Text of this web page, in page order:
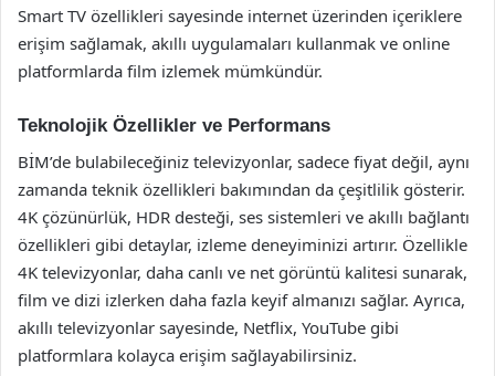
Smart TV özellikleri sayesinde internet üzerinden içeriklere
erişim sağlamak, akıllı uygulamaları kullanmak ve online
platformlarda film izlemek mümkündür.
Teknolojik Özellikler ve Performans
BİM’de bulabileceğiniz televizyonlar, sadece fiyat değil, aynı
zamanda teknik özellikleri bakımından da çeşitlilik gösterir.
4K çözünürlük, HDR desteği, ses sistemleri ve akıllı bağlantı
özellikleri gibi detaylar, izleme deneyiminizi artırır. Özellikle
4K televizyonlar, daha canlı ve net görüntü kalitesi sunarak,
film ve dizi izlerken daha fazla keyif almanızı sağlar. Ayrıca,
akıllı televizyonlar sayesinde, Netflix, YouTube gibi
platformlara kolayca erişim sağlayabilirsiniz.